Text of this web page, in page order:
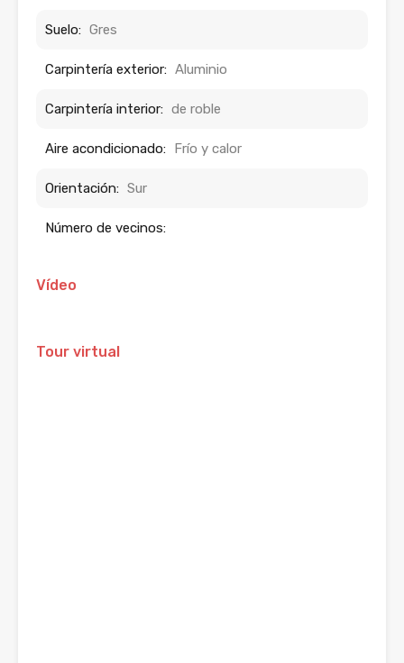
Suelo: Gres
Carpintería exterior: Aluminio
Carpintería interior: de roble
Aire acondicionado: Frío y calor
Orientación: Sur
Número de vecinos:
Vídeo
Tour virtual